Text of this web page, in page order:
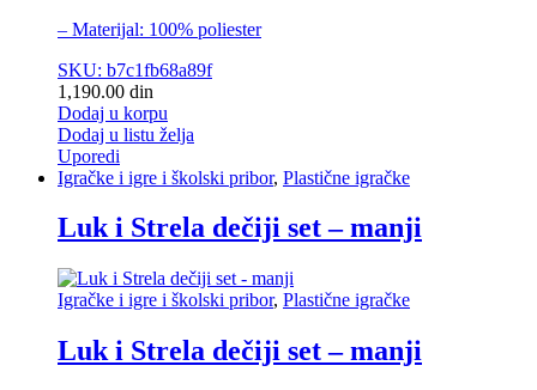
– Materijal: 100% poliester
SKU: b7c1fb68a89f
1,190.00 din
Dodaj u korpu
Dodaj u listu želja
Uporedi
Igračke i igre i školski pribor, Plastične igračke
Luk i Strela dečiji set – manji
Igračke i igre i školski pribor, Plastične igračke
Luk i Strela dečiji set – manji